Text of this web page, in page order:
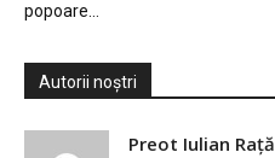
popoare…
Autorii noștri
Preot Iulian Raţă